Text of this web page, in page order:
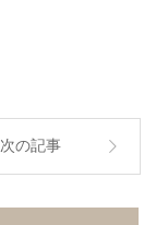
次の記事